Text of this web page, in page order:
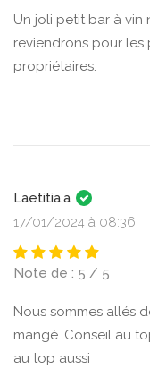
Un joli petit bar à vin
reviendrons pour les
propriétaires.
Laetitia.a
17/01/2024 à 08:36
Note de : 5 / 5
Nous sommes allés
mangé. Conseil au
au top aussi